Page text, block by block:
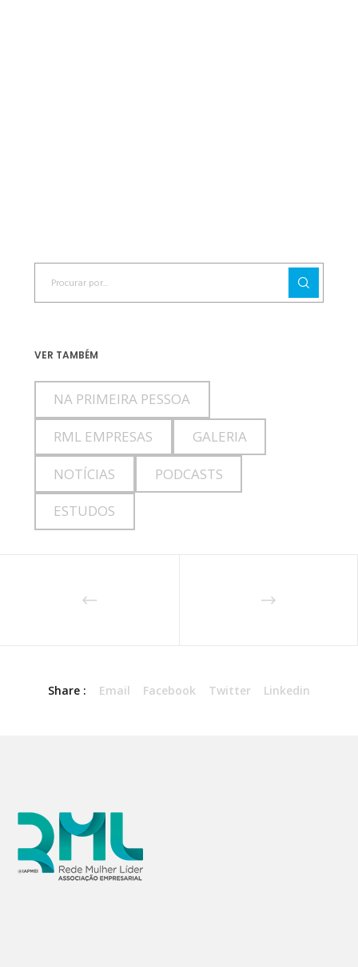
VER TAMBÉM
NA PRIMEIRA PESSOA
RML EMPRESAS GALERIA
NOTÍCIAS PODCASTS
ESTUDOS
Share : Email Facebook Twitter Linkedin